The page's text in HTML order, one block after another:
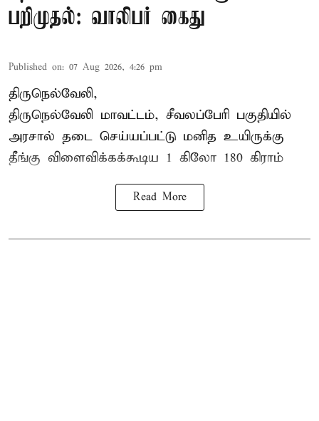
பறிமுதல்: வாலிபர் கைது
Published on: 07 Aug 2026, 4:26 pm
திருநெல்வேலி,
திருநெல்வேலி மாவட்டம், சீவலப்பேரி பகுதியில்
அரசால் தடை செய்யப்பட்டு மனித உயிருக்கு
தீங்கு விளைவிக்கக்கூடிய 1 கிலோ 180 கிராம்
Read More